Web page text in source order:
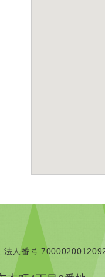
法人番号